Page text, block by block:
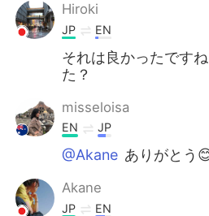
العربية
日本語 한국어
Indonesia
Hiroki
JP EN
それは良かったです
た？
misseloisa
EN JP
@Akane ありがとう
Akane
JP EN